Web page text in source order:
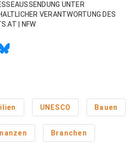
UNTER
VERANTWORTUNG DES
| NFW
UNESCO Bauen
Branchen